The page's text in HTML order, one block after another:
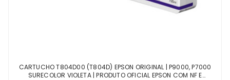
CARTUCHO T804D00 (T804D) EPSON ORIGINAL | P9000, P7000
SURECOLOR VIOLETA | PRODUTO OFICIAL EPSON COM NF E